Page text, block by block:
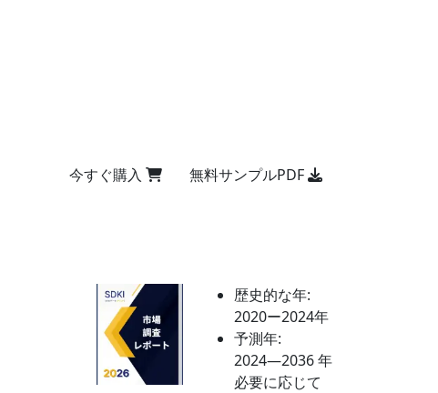
今すぐ購入 無料サンプルPDF
歴史的な年:
2020ー2024年
予測年:
2024―2036 年
必要に応じて